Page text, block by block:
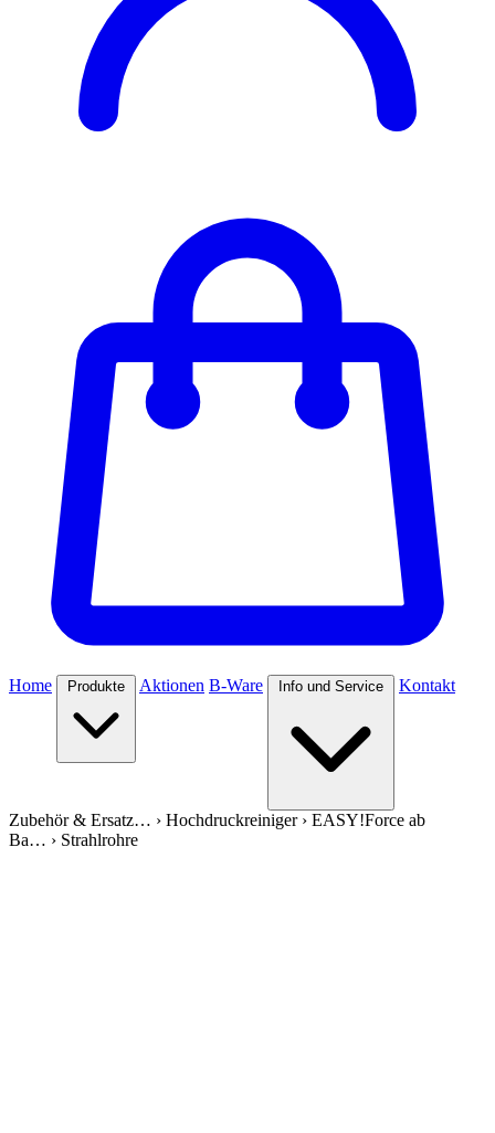
Home Produkte Aktionen B-Ware Info und Service Kontakt
Zubehör & Ersatz… › Hochdruckreiniger› EASY!Force ab
Ba… › Strahlrohre